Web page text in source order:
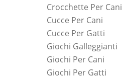
Crocchette Per Cani
Cucce Per Cani
Cucce Per Gatti
Giochi Galleggianti
Giochi Per Cani
Giochi Per Gatti